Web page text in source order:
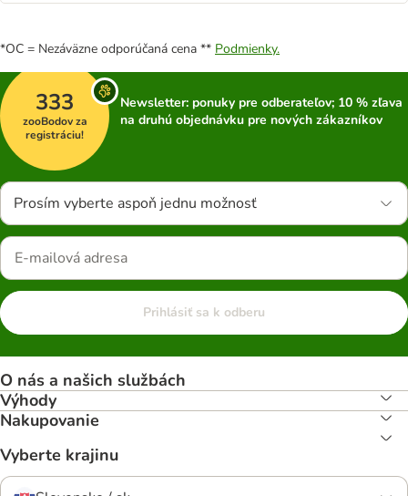
*OC = Nezáväzne odporúčaná cena ** Podmienky.
333
zooBodov za
registráciu!
Newsletter: ponuky pre odberateľov; 10 % zľava
na druhú objednávku pre nových zákazníkov
Prosím vyberte aspoň jednu možnosť
Prihlásiť sa k odberu
O nás a našich službách
Výhody
Nakupovanie
Vyberte krajinu